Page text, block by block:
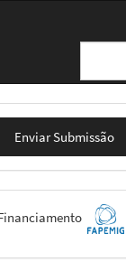
Enviar Submissão